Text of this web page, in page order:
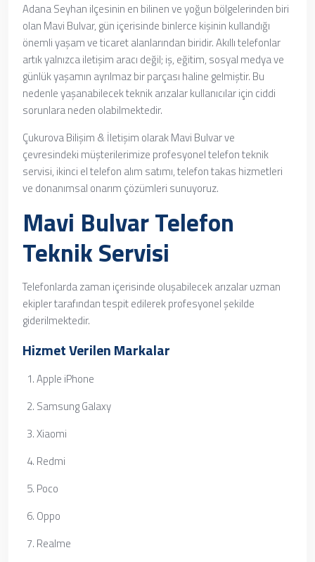
Adana Seyhan ilçesinin en bilinen ve yoğun bölgelerinden biri
olan Mavi Bulvar, gün içerisinde binlerce kişinin kullandığı
önemli yaşam ve ticaret alanlarından biridir. Akıllı telefonlar
artık yalnızca iletişim aracı değil; iş, eğitim, sosyal medya ve
günlük yaşamın ayrılmaz bir parçası haline gelmiştir. Bu
nedenle yaşanabilecek teknik arızalar kullanıcılar için ciddi
sorunlara neden olabilmektedir.
Çukurova Bilişim & İletişim olarak Mavi Bulvar ve
çevresindeki müşterilerimize profesyonel telefon teknik
servisi, ikinci el telefon alım satımı, telefon takas hizmetleri
ve donanımsal onarım çözümleri sunuyoruz.
Mavi Bulvar Telefon
Teknik Servisi
Telefonlarda zaman içerisinde oluşabilecek arızalar uzman
ekipler tarafından tespit edilerek profesyonel şekilde
giderilmektedir.
Hizmet Verilen Markalar
Apple iPhone
Samsung Galaxy
Xiaomi
Redmi
Poco
Oppo
Realme